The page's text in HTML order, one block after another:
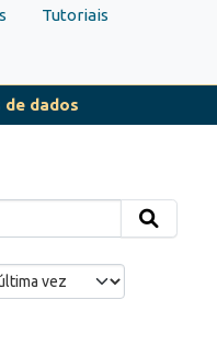
Tutoriais
dados